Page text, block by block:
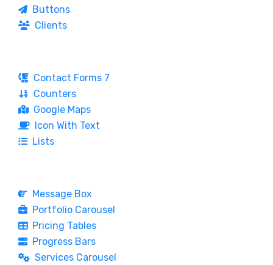
Buttons
Clients
Contact Forms 7
Counters
Google Maps
Icon With Text
Lists
Message Box
Portfolio Carousel
Pricing Tables
Progress Bars
Services Carousel